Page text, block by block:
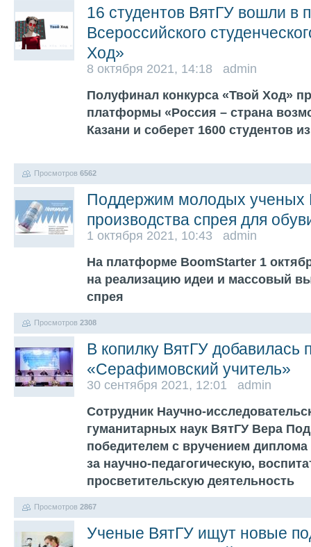
16 студентов ВятГУ вошли в
Всероссийского
Ход»
8 октября 2021, 14:18 admin
Полуфинал конкурса «Твой Ход»
платформы «Россия – страна
Казани и соберет 1600 студентов
Просмотров 6562
Поддержим молодых ученых
производства спрея для
1 октября 2021, 10:43 admin
На платформе BoomStarter 1
на реализацию идеи и массовый
спрея
Просмотров 2308
В копилку ВятГУ добавилась
«Серафимовский учитель»
30 сентября 2021, 12:01 admin
Сотрудник Научно-
гуманитарных наук ВятГУ Вера
победителем с вручением
за научно-педагогическую,
просветительскую деятельность
Просмотров 2867
Ученые ВятГУ ищут новые